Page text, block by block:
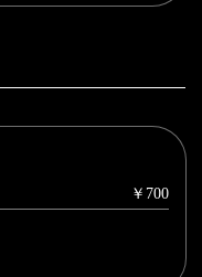
￥700